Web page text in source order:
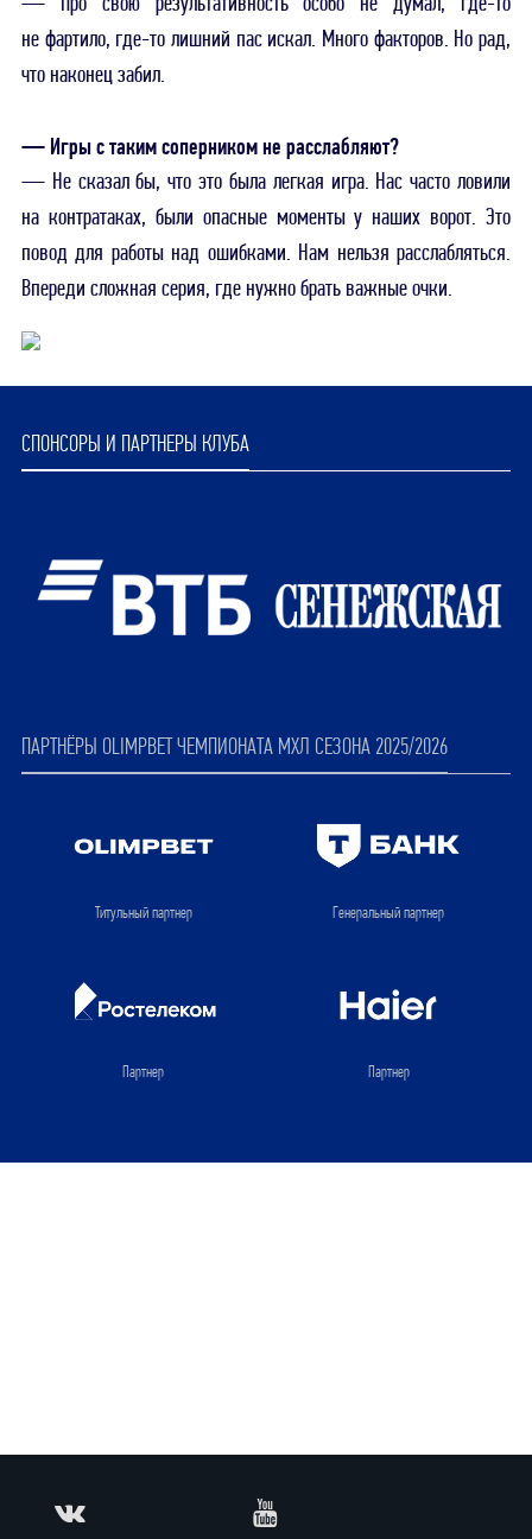
— Про свою результативность особо не думал, где-то
не фартило, где-то лишний пас искал. Много факторов. Но рад,
что наконец забил.
— Игры с таким соперником не расслабляют?
— Не сказал бы, что это была легкая игра. Нас часто ловили
на контратаках, были опасные моменты у наших ворот. Это
повод для работы над ошибками. Нам нельзя расслабляться.
Впереди сложная серия, где нужно брать важные очки.
СПОНСОРЫ И ПАРТНЕРЫ КЛУБА
ПАРТНЁРЫ OLIMPBET ЧЕМПИОНАТА МХЛ СЕЗОНА 2025/2026
Титульный партнер Генеральный партнер
Партнер Партнер